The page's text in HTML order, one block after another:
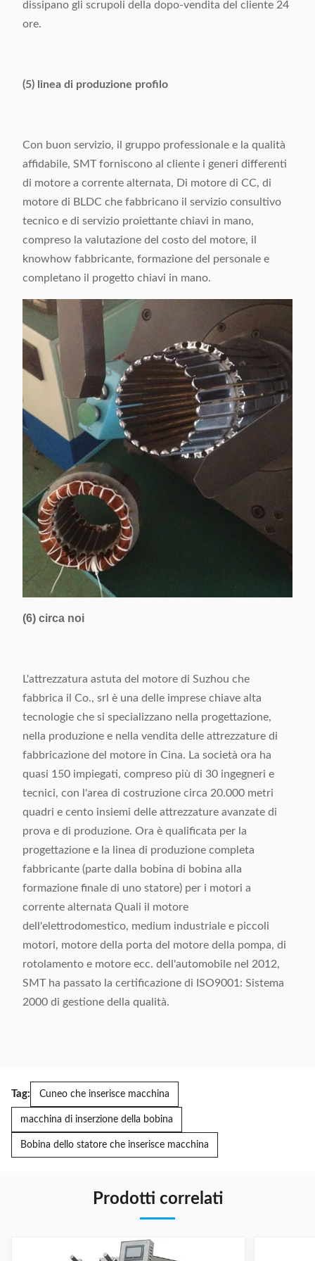
dissipano gli scrupoli della dopo-vendita del cliente 24
ore.
(5) linea di produzione profilo
Con buon servizio, il gruppo professionale e la qualità
affidabile, SMT forniscono al cliente i generi differenti
di motore a corrente alternata, Di motore di CC, di
motore di BLDC che fabbricano il servizio consultivo
tecnico e di servizio proiettante chiavi in mano,
compreso la valutazione del costo del motore, il
knowhow fabbricante, formazione del personale e
completano il progetto chiavi in mano.
(6) circa noi
L'attrezzatura astuta del motore di Suzhou che
fabbrica il Co., srl è una delle imprese chiave alta
tecnologie che si specializzano nella progettazione,
nella produzione e nella vendita delle attrezzature di
fabbricazione del motore in Cina. La società ora ha
quasi 150 impiegati, compreso più di 30 ingegneri e
tecnici, con l'area di costruzione circa 20.000 metri
quadri e cento insiemi delle attrezzature avanzate di
prova e di produzione. Ora è qualificata per la
progettazione e la linea di produzione completa
fabbricante (parte dalla bobina di bobina alla
formazione finale di uno statore) per i motori a
corrente alternata Quali il motore
dell'elettrodomestico, medium industriale e piccoli
motori, motore della porta del motore della pompa, di
rotolamento e motore ecc. dell'automobile nel 2012,
SMT ha passato la certificazione di ISO9001: Sistema
2000 di gestione della qualità.
Tag: Cuneo che inserisce macchina
macchina di inserzione della bobina
Bobina dello statore che inserisce macchina
Prodotti correlati